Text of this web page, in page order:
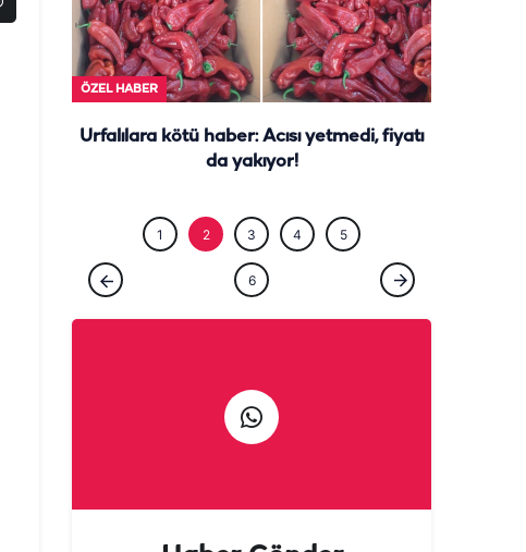
ÖZEL HABER
Urfalılara kötü haber: Acısı yetmedi, fiyatı
da yakıyor!
1 2 3 4 5
6